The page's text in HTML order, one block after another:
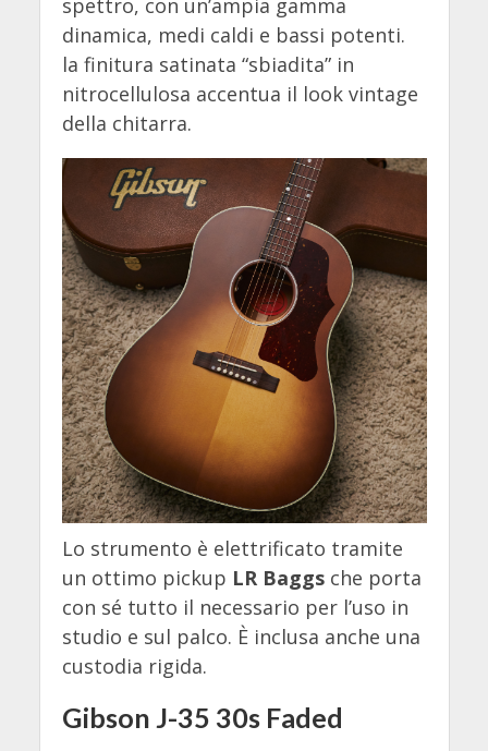
spettro, con un’ampia gamma
dinamica, medi caldi e bassi potenti.
la finitura satinata “sbiadita” in
nitrocellulosa accentua il look vintage
della chitarra.
Lo strumento è elettrificato tramite
un ottimo pickup LR Baggsche porta
con sé tutto il necessario per l’uso in
studio e sul palco. È inclusa anche una
custodia rigida.
Gibson J-35 30s Faded